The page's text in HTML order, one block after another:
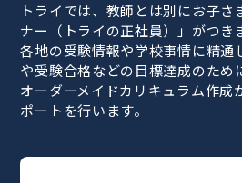
トライでは、教師とは別にお子さ
ナー（トライの正社員）」がつき
各地の受験情報や学校事情に精通
や受験合格などの目標達成のため
オーダーメイドカリキュラム作成
ポートを行います。